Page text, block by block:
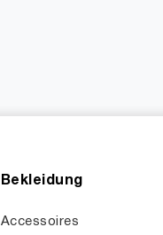
Bekleidung
Accessoires